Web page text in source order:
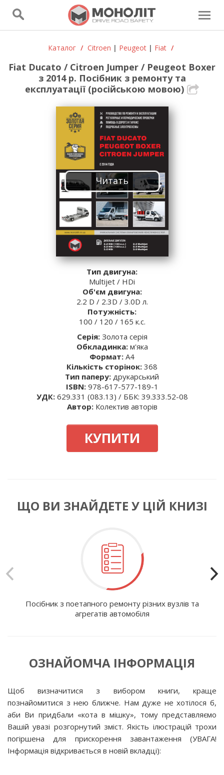
Каталог / Citroen | Peugeot | Fiat /
Fiat Ducato / Citroen Jumper / Peugeot Boxer
з 2014 р. Посібник з ремонту та
експлуатації (російською мовою)
Читать
Тип двигуна:
Multijet / HDi
Об'єм двигуна:
2.2 D / 2.3D / 3.0D л.
Потужність:
100 / 120 / 165 к.с.
Серія:Золота серія
Обкладинка:м'яка
Формат: A4
Кількість сторінок: 368
Тип паперу: друкарський
ISBN:978-617-577-189-1
УДК:629.331 (083.13) / ББК: 39.333.52-08
Автор:Колектив авторів
КУПИТИ
ЩО ВИ ЗНАЙДЕТЕ У ЦІЙ КНИЗІ
Посібник з поетапного ремонту різних вузлів та
агрегатів автомобіля
ОЗНАЙОМЧА ІНФОРМАЦІЯ
Щоб визначитися з вибором книги, краще
познайомитися з нею ближче. Нам дуже не хотілося б,
аби Ви придбали «кота в мішку», тому представляємо
Вашій увазі розгорнутий зміст. Якість ілюстрацій трохи
погіршена для прискорення завантаження (УВАГА!
Інформація відкривається в новій вкладці):